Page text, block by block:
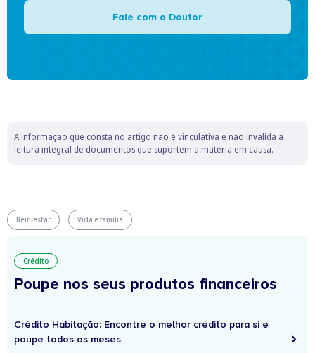
Fale com o Doutor
A informação que consta no artigo não é vinculativa e não invalida a
leitura integral de documentos que suportem a matéria em causa.
Bem-estar Vida e família
Crédito
Poupe nos seus produtos financeiros
Crédito Habitação: Encontre o melhor crédito para si e
poupe todos os meses